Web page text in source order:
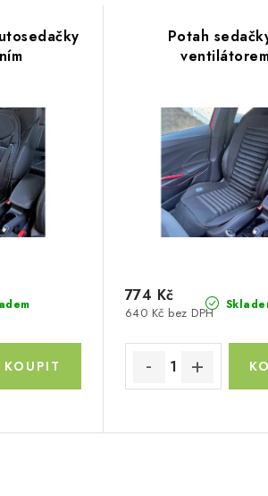
z
e
n
í
p
r
o
u
k
t
Potah
640 Kč bez DPH
774 Kč